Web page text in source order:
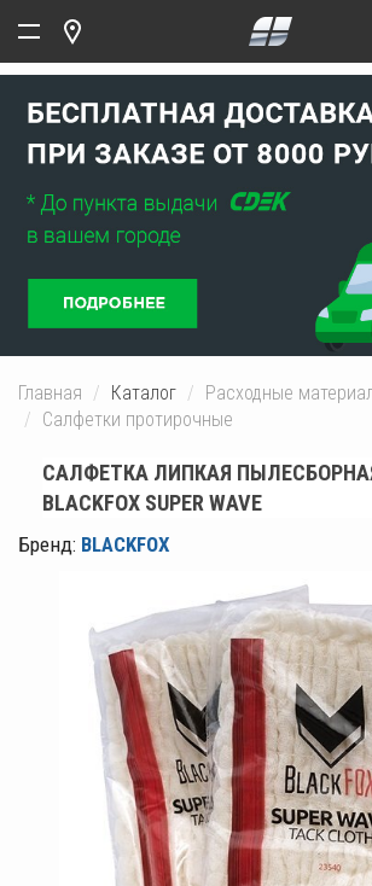
Главная Каталог Расходные
Салфетки протирочные
САЛФЕТКА ЛИПКАЯ
BLACKFOX SUPER WAVE
Бренд: BLACKFOX